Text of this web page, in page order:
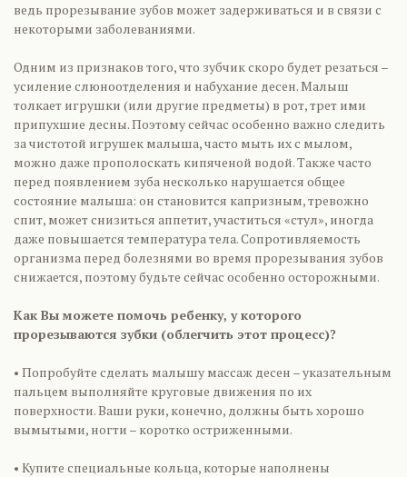
ведь прорезывание зубов может задерживаться и в связи с
некоторыми заболеваниями.
Одним из признаков того, что зубчик скоро будет резаться –
усиление слюноотделения и набухание десен. Малыш
толкает игрушки (или другие предметы) в рот, трет ими
припухшие десны. Поэтому сейчас особенно важно следить
за чистотой игрушек малыша, часто мыть их с мылом,
можно даже прополоскать кипяченой водой. Также часто
перед появлением зуба несколько нарушается общее
состояние малыша: он становится капризным, тревожно
спит, может снизиться аппетит, участиться «стул», иногда
даже повышается температура тела. Сопротивляемость
организма перед болезнями во время прорезывания зубов
снижается, поэтому будьте сейчас особенно осторожными.
Как Вы можете помочь ребенку, у которого
прорезываются зубки (облегчить этот процесс)?
• Попробуйте сделать малышу массаж десен – указательным
пальцем выполняйте круговые движения по их
поверхности. Ваши руки, конечно, должны быть хорошо
вымытыми, ногти – коротко остриженными.
• Купите специальные кольца, которые наполнены